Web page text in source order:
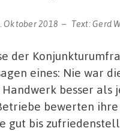
Oktober 2018 Text:Gerd
der
eines: Nie war
besser als
bewerten
gut bis